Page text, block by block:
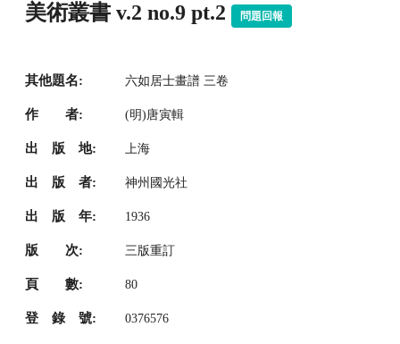
美術叢書 v.2 no.9 pt.2 問題回報
其他題名: 六如居士畫譜 三卷
作 者: (明)唐寅輯
出 版 地: 上海
出 版 者: 神州國光社
出 版 年: 1936
版 次: 三版重訂
頁 數: 80
登 錄 號: 0376576